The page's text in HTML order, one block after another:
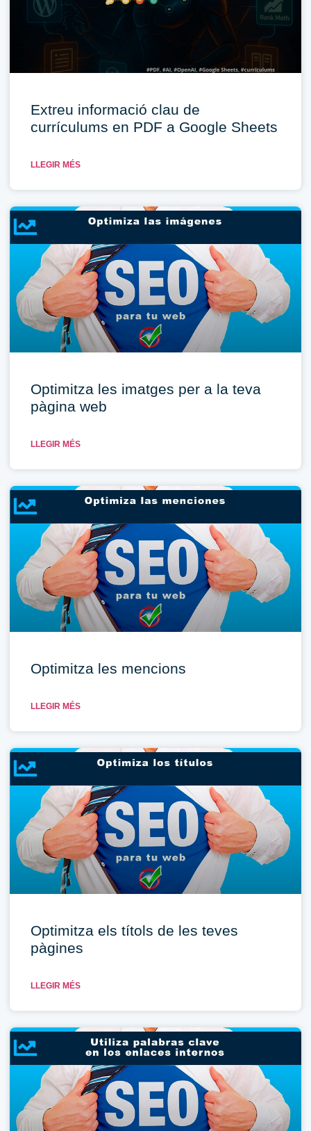
Extreu informació clau de
currículums en PDF a Google Sheets
LLEGIR MÉS
Optimitza les imatges per a la teva
pàgina web
LLEGIR MÉS
Optimitza les mencions
LLEGIR MÉS
Optimitza els títols de les teves
pàgines
LLEGIR MÉS